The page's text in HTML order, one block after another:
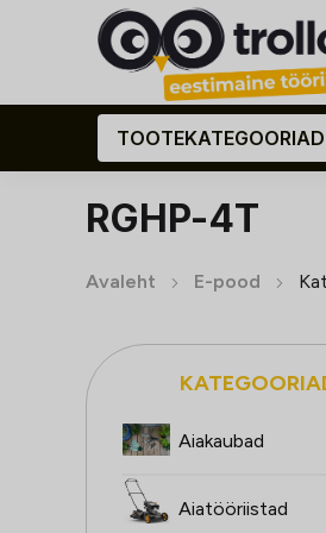
TOOTEKATEGOORIAD
RGHP-4T
Avaleht E-pood
Aiakaubad
Aiatööriistad